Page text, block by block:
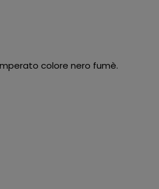
colore nero fumè.